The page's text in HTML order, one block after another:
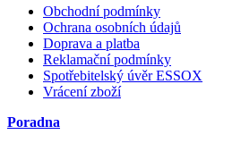
Obchodní podmínky
Ochrana osobních údajů
Doprava a platba
Reklamační podmínky
Spotřebitelský úvěr ESSOX
Vrácení zboží
Poradna